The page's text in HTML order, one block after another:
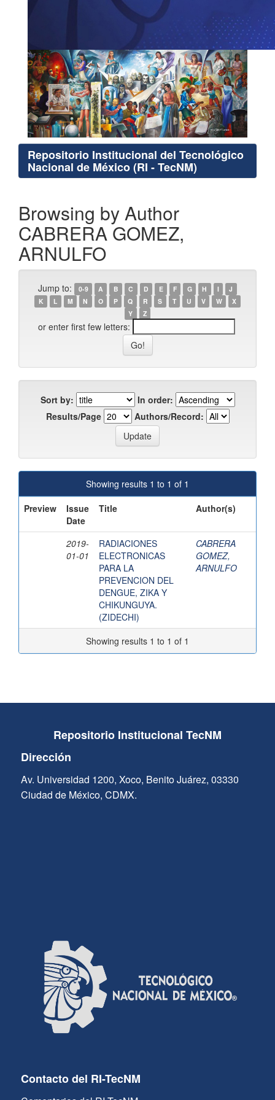
Repositorio Institucional del Tecnológico
Nacional de México (RI - TecNM)
Browsing by Author
CABRERA GOMEZ,
ARNULFO
Jump to: 0-9 A B C D E F G H I
J
K
L M N O P Q R S T U V W
X
Y
Z
or enter first few letters:
Sort by:
In order:
Results/Page
Authors/Record:
Showing results 1 to 1 of 1
Preview
Issue
Date
Title Author(s)
2019-
01-01
RADIACIONES
ELECTRONICAS
PARA LA
PREVENCION DEL
DENGUE, ZIKA Y
CHIKUNGUYA.
(ZIDECHI)
CABRERA
GOMEZ,
ARNULFO
Showing results 1 to 1 of 1
Repositorio Institucional TecNM
Dirección
Av. Universidad 1200, Xoco, Benito Juárez, 03330
Ciudad de México, CDMX.
Contacto del RI-TecNM